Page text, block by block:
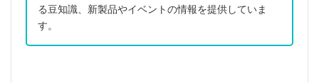
る豆知識、新製品やイベントの情報を提供していま
す。